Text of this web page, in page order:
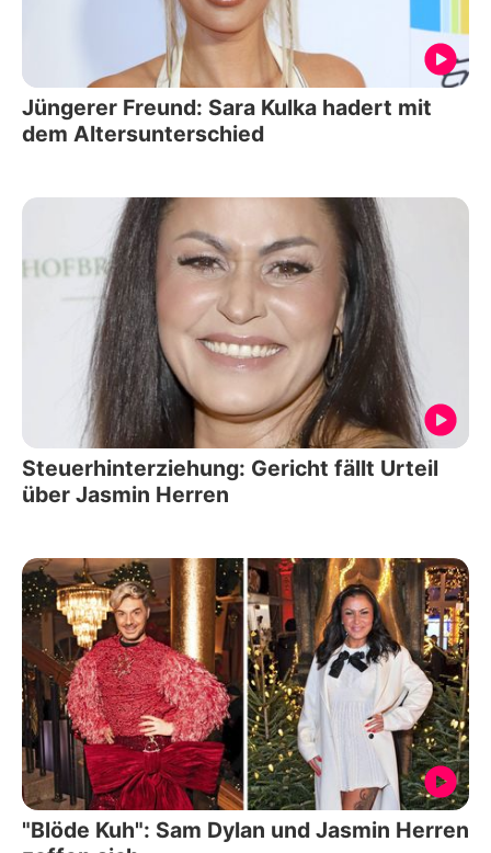
Jüngerer Freund: Sara Kulka hadert mit
dem Altersunterschied
Steuerhinterziehung: Gericht fällt Urteil
über Jasmin Herren
"Blöde Kuh": Sam Dylan und Jasmin Herren